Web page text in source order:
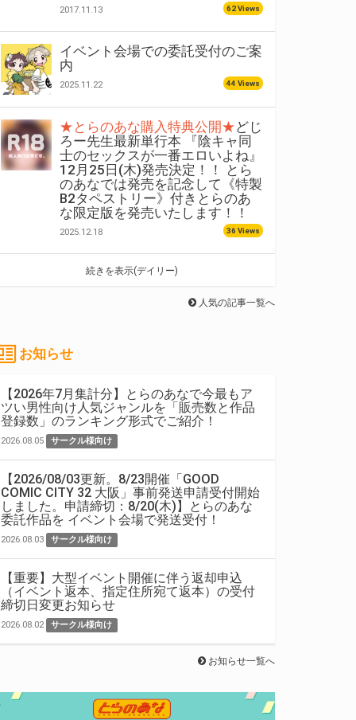
2017.11.13 62 Views
イベント会場での委託受付のご案
内
2025.11.22 44 Views
★とらのあな購入特典公開★どじ
ろー先生最新単行本 『陰キャ同
士のセックスが一番エロいよね』
12月25日(木)発売決定！！ とら
のあなでは発売を記念して《特製
B2タペストリー》付きとらのあ
な限定版を発売いたします！！
2025.12.18 36 Views
続きを表示(デイリー)
人気の記事一覧へ
お知らせ
【2026年7月集計分】とらのあなで今最もア
ツい男性向け人気ジャンルを「販売数と作品
登録数」のランキング形式でご紹介！
2026.08.05 サークル様向け
【2026/08/03更新。8/23開催「GOOD
COMIC CITY 32 大阪」事前発送申請受付開始
しました。申請締切：8/20(木)】とらのあな
委託作品を イベント会場で発送受付！
2026.08.03 サークル様向け
【重要】大型イベント開催に伴う返却申込
（イベント返本、指定住所宛て返本）の受付
締切日変更お知らせ
2026.08.02 サークル様向け
お知らせ一覧へ